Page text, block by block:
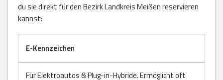
du sie direkt für den Bezirk Landkreis Meißen reservieren
kannst:
E-Kennzeichen
Für Elektroautos & Plug-in-Hybride. Ermöglicht oft